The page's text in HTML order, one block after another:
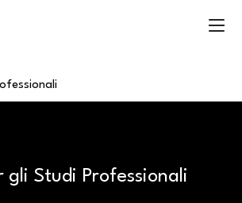
gli Studi Professionali